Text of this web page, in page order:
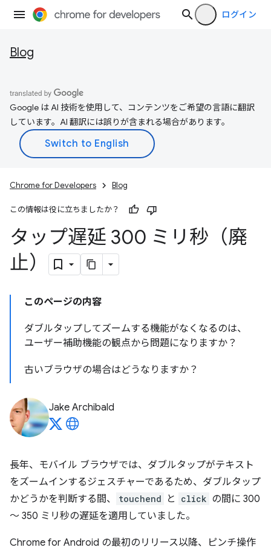
ログイン
Blog
Google は AI 技術を使用して、コンテンツをご希望の言語に翻訳
しています。AI 翻訳には誤りが含まれる場合があります。
Chrome for Developers Blog
この情報は役に立ちましたか？
タップ遅延 300 ミリ秒（廃
止）
このページの内容
ダブルタップしてズームする機能がなくなるのは、
ユーザー補助機能の観点から問題になりますか？
古いブラウザの場合はどうなりますか？
Jake Archibald
長年、モバイル ブラウザでは、ダブルタップがテキスト
をズームインするジェスチャーであるため、ダブルタップ
かどうかを判断する間、
touchend と click の間に 300
～ 350 ミリ秒の遅延を適用していました。
Chrome for Android の最初のリリース以降、ピンチ操作